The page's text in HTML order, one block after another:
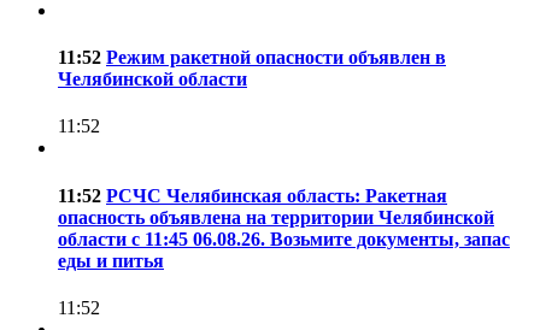
11:52 Режим ракетной опасности объявлен в
Челябинской области
11:52
11:52 РСЧС Челябинская область: Ракетная
опасность объявлена на территории Челябинской
области с 11:45 06.08.26. Возьмите документы, запас
еды и питья
11:52